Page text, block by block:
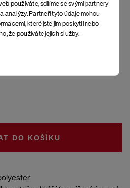
používáte, sdílíme se svými partnery
analýzy. Partneři tyto údaje mohou
které jste jim poskytli nebo
že používáte jejich služby.
DO KOŠÍKU